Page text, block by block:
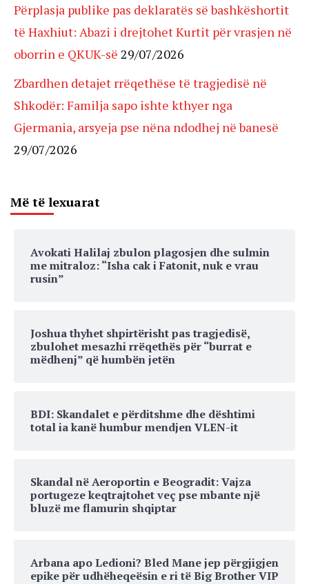
Përplasja publike pas deklaratës së bashkëshortit
të Haxhiut: Abazi i drejtohet Kurtit për vrasjen në
oborrin e QKUK-së 29/07/2026
Zbardhen detajet rrëqethëse të tragjedisë në
Shkodër: Familja sapo ishte kthyer nga
Gjermania, arsyeja pse nëna ndodhej në banesë
29/07/2026
Më të lexuarat
Avokati Halilaj zbulon plagosjen dhe sulmin
me mitraloz: “Isha cak i Fatonit, nuk e vrau
rusin”
Joshua thyhet shpirtërisht pas tragjedisë,
zbulohet mesazhi rrëqethës për “burrat e
mëdhenj” që humbën jetën
BDI: Skandalet e përditshme dhe dështimi
total ia kanë humbur mendjen VLEN-it
Skandal në Aeroportin e Beogradit: Vajza
portugeze keqtrajtohet veç pse mbante një
bluzë me flamurin shqiptar
Arbana apo Ledioni? Bled Mane jep përgjigjen
epike për udhëheqeësin e ri të Big Brother VIP